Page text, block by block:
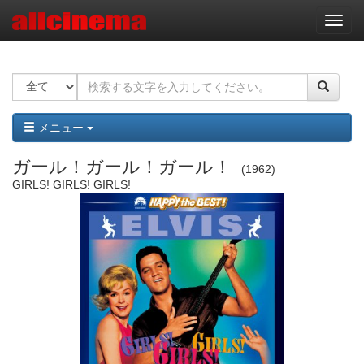
ナ
ビ
ー
ョ
ン
メニュー
ガール！ガール！ガール！
1962
GIRLS! GIRLS! GIRLS!